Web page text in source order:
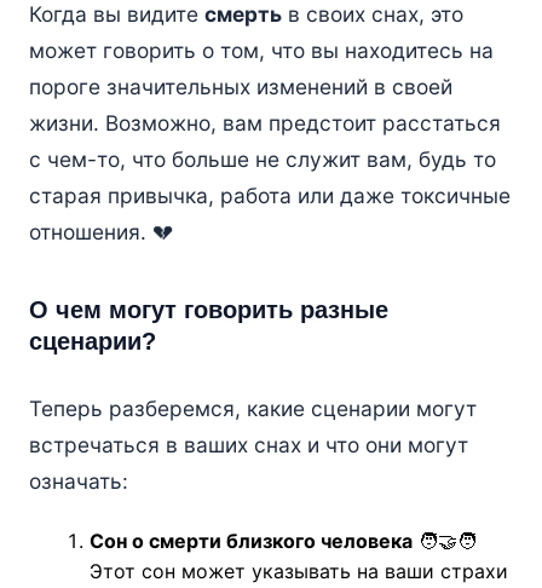
Когда вы видите смертьв своих снах, это
может говорить о том, что вы находитесь на
пороге значительных изменений в своей
жизни. Возможно, вам предстоит расстаться
с чем-то, что больше не служит вам, будь то
старая привычка, работа или даже токсичные
отношения. 💔
О чем могут говорить разные
сценарии?
Теперь разберемся, какие сценарии могут
встречаться в ваших снах и что они могут
означать:
Сон о смерти близкого человека🧑‍🤝‍🧑
Этот сон может указывать на ваши страхи